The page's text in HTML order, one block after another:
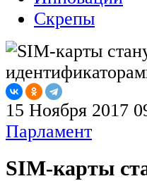
Скрепы
15 Ноября 2017
Парламент
SIM-карты